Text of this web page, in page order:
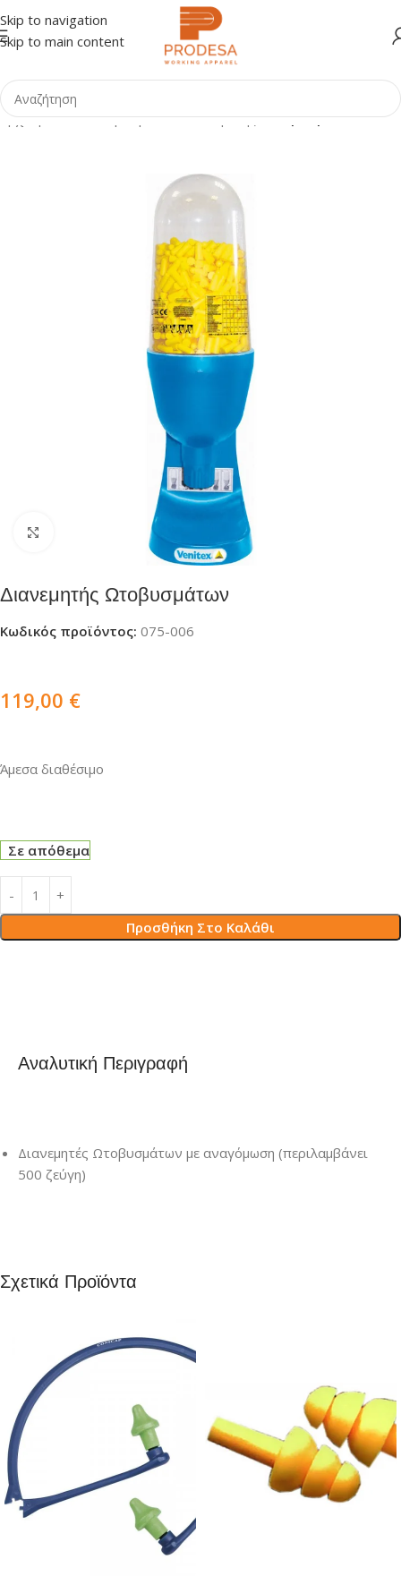
Skip to navigation
Skip to main content
Αρχική σελίδα Shop Προστασία Κεφαλής Ωτοβύσματα
Click to enlarge
Διανεμητής Ωτοβυσμάτων
Κωδικός προϊόντος: 075-006
119,00 €
Άμεσα διαθέσιμο
Σε απόθεμα
Προσθήκη Στο Καλάθι
Αναλυτική Περιγραφή
Διανεμητές Ωτοβυσμάτων με αναγόμωση (περιλαμβάνει
500 ζεύγη)
Σχετικά Προϊόντα